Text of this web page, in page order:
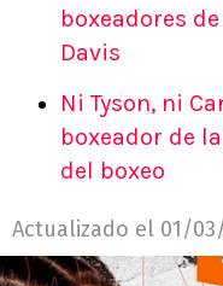
boxeadores
Davis
Ni Tyson, ni
boxeador de
del boxeo
Actualizado el 01/